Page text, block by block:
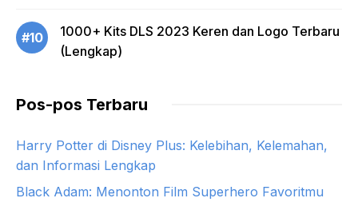
#10
1000+ Kits DLS 2023 Keren dan Logo Terbaru
(Lengkap)
Pos-pos Terbaru
Harry Potter di Disney Plus: Kelebihan, Kelemahan,
dan Informasi Lengkap
Black Adam: Menonton Film Superhero Favoritmu